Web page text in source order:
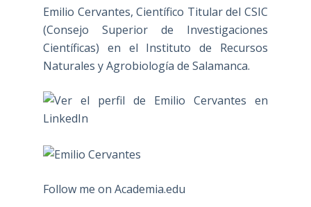
Emilio Cervantes, Científico Titular del CSIC
(Consejo Superior de Investigaciones
Científicas) en el Instituto de Recursos
Naturales y Agrobiología de Salamanca.
Follow me on Academia.edu